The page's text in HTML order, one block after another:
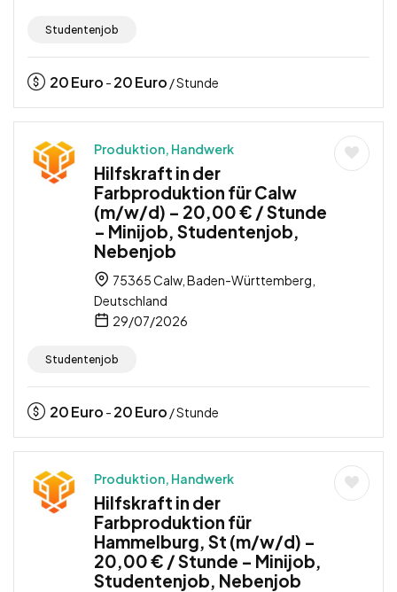
Studentenjob
20Euro - 20Euro / Stunde
Produktion, Handwerk
Hilfskraft in der
Farbproduktion für Calw
(m/w/d) – 20,00 € / Stunde
– Minijob, Studentenjob,
Nebenjob
75365 Calw, Baden-Württemberg,
Deutschland
29/07/2026
Studentenjob
20Euro - 20Euro / Stunde
Produktion, Handwerk
Hilfskraft in der
Farbproduktion für
Hammelburg, St (m/w/d) –
20,00 € / Stunde – Minijob,
Studentenjob, Nebenjob